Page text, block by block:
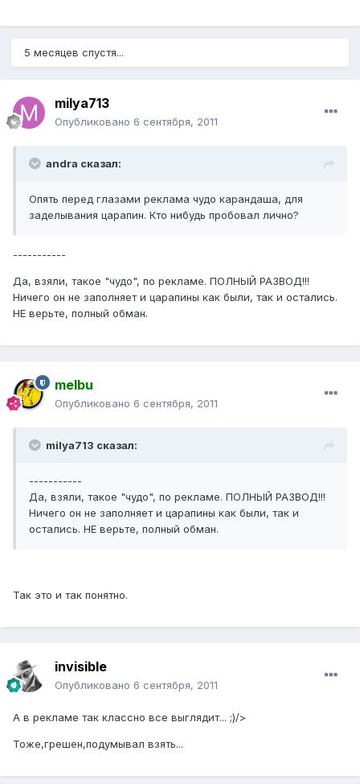
5 месяцев спустя...
milya713
Опубликовано 6 сентября, 2011
andra сказал:
Опять перед глазами реклама чудо карандаша, для
заделывания царапин. Кто нибудь пробовал лично?
-----------
Да, взяли, такое "чудо", по рекламе. ПОЛНЫЙ РАЗВОД!!!
Ничего он не заполняет и царапины как были, так и остались.
НЕ верьте, полный обман.
melbu
Опубликовано 6 сентября, 2011
milya713 сказал:
-----------
Да, взяли, такое "чудо", по рекламе. ПОЛНЫЙ РАЗВОД!!!
Ничего он не заполняет и царапины как были, так и
остались. НЕ верьте, полный обман.
Так это и так понятно.
invisible
Опубликовано 6 сентября, 2011
А в рекламе так классно все выглядит... ;)/>
Тоже,грешен,подумывал взять...